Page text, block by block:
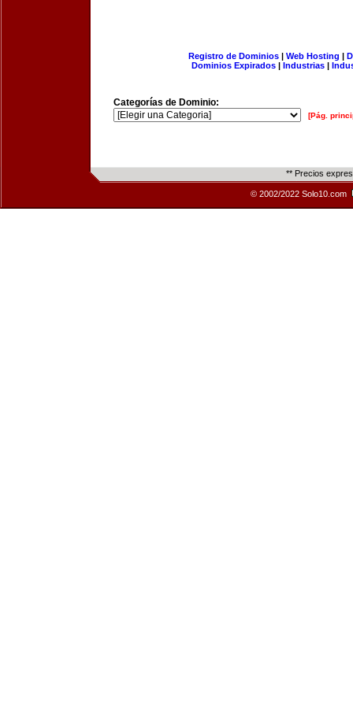
Registro de Dominios| Web Hosting |
Dominios Expirados | Industrias |
Categorías de Dominio:
[Pág.
** Precios
© 2002/2022 Solo10.com